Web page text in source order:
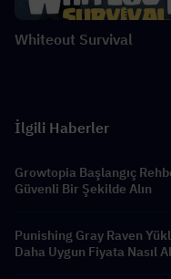
Whiteout Survival
İlgili Haberler
Growtopia Başlangıç
Güvenli Bir Şekilde Alın
Punishing Gray Raven
Daha Uygun Fiyata Nasıl